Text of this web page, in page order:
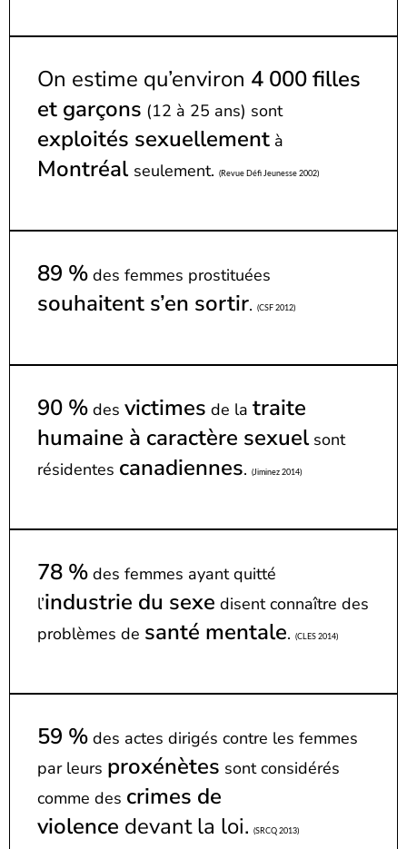
On estime qu’environ 4 000 filles
et garçons (12 à 25 ans) sont
exploités sexuellement à
Montréal seulement. (Revue Défi Jeunesse 2002)
89 % des femmes prostituées
souhaitent s’en sortir. (CSF 2012)
90 % des victimes de la traite
humaine à caractère sexuelsont
résidentes canadiennes. (Jiminez 2014)
78 % des femmes ayant quitté
l’industrie du sexe disent connaître des
problèmes de santé mentale. (CLES 2014)
59 % des actes dirigés contre les femmes
par leurs proxénètes sont considérés
comme des crimes de
violence devant la loi. (SRCQ 2013)